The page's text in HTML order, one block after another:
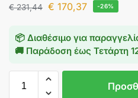
€231,44 € 170,37 -26%
📦 Διαθέσιμο για
🚚 Παράδοση έως Τετάρτη